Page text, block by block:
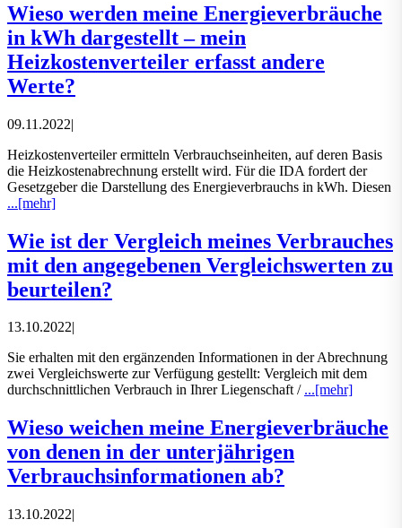
Wieso werden meine Energieverbräuche
in kWh dargestellt – mein
Heizkostenverteiler erfasst andere
Werte?
09.11.2022|
Heizkostenverteiler ermitteln Verbrauchseinheiten, auf deren Basis
die Heizkostenabrechnung erstellt wird. Für die IDA fordert der
Gesetzgeber die Darstellung des Energieverbrauchs in kWh. Diesen
...[mehr]
Wie ist der Vergleich meines Verbrauches
mit den angegebenen Vergleichswerten zu
beurteilen?
13.10.2022|
Sie erhalten mit den ergänzenden Informationen in der Abrechnung
zwei Vergleichswerte zur Verfügung gestellt: Vergleich mit dem
durchschnittlichen Verbrauch in Ihrer Liegenschaft / ...[mehr]
Wieso weichen meine Energieverbräuche
von denen in der unterjährigen
Verbrauchsinformationen ab?
13.10.2022|